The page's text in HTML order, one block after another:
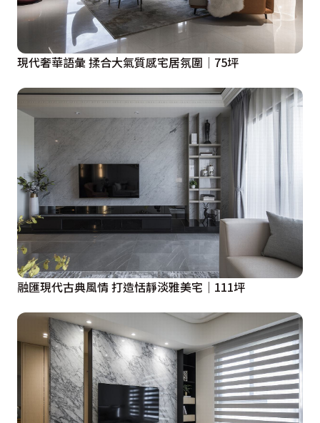
現代奢華語彙 揉合大氣質感宅居氛圍│75坪
融匯現代古典風情 打造恬靜淡雅美宅｜111坪